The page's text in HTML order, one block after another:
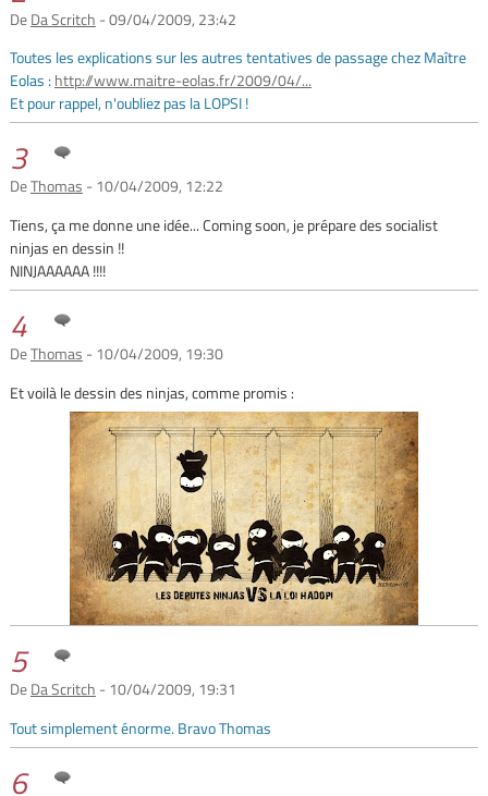
DeDa Scritch - 09/04/2009, 23:42
Toutes les explications sur les autres tentatives de passage chez Maître
Eolas : http://www.maitre-eolas.fr/2009/04/...
Et pour rappel, n'oubliez pas la LOPSI !
3
DeThomas - 10/04/2009, 12:22
Tiens, ça me donne une idée... Coming soon, je prépare des socialist
ninjas en dessin !!
NINJAAAAAA !!!!
4
DeThomas - 10/04/2009, 19:30
Et voilà le dessin des ninjas, comme promis :
5
DeDa Scritch - 10/04/2009, 19:31
Tout simplement énorme. Bravo Thomas
6